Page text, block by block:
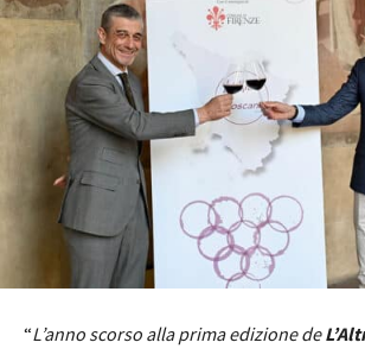
“L’anno scorso alla prima edizione de